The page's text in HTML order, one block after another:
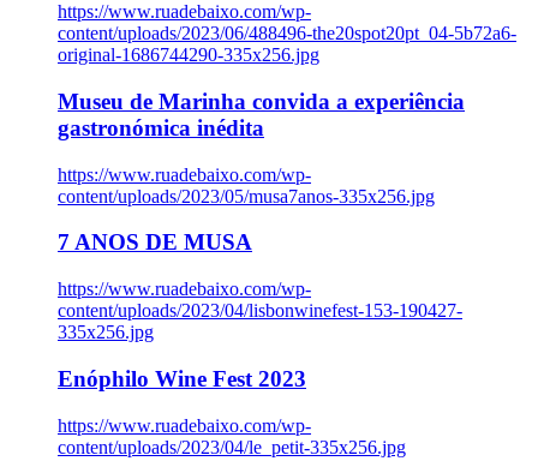
https://www.ruadebaixo.com/wp-
content/uploads/2023/06/488496-the20spot20pt_04-5b72a6-
original-1686744290-335x256.jpg
Museu de Marinha convida a experiência
gastronómica inédita
https://www.ruadebaixo.com/wp-
content/uploads/2023/05/musa7anos-335x256.jpg
7 ANOS DE MUSA
https://www.ruadebaixo.com/wp-
content/uploads/2023/04/lisbonwinefest-153-190427-
335x256.jpg
Enóphilo Wine Fest 2023
https://www.ruadebaixo.com/wp-
content/uploads/2023/04/le_petit-335x256.jpg